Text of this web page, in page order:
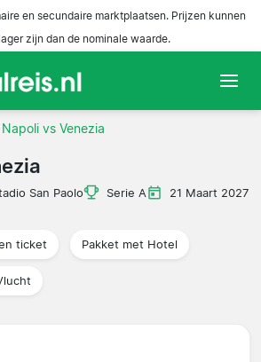
en secundaire marktplaatsen. Prijzen kunnen
zijn dan de nominale waarde.
Napoli vs Venezia
San Paolo Serie A 21 Maart 2027
ticket Pakket met Hotel